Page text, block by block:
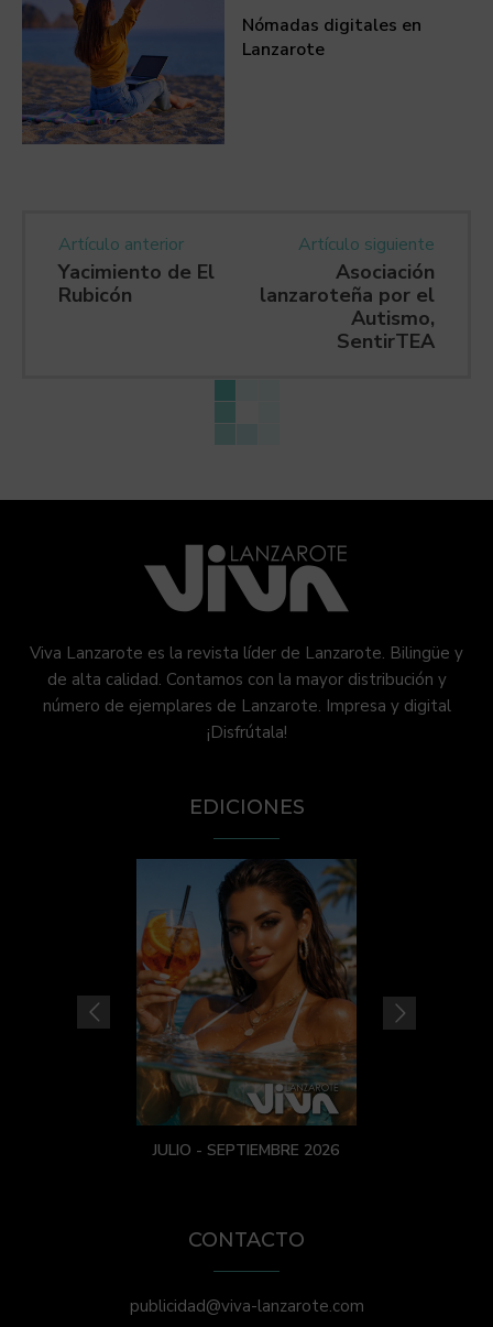
Nómadas digitales en
Lanzarote
Artículo anterior
Yacimiento de El
Rubicón
Artículo siguiente
Asociación
lanzaroteña por el
Autismo,
SentirTEA
Viva Lanzarote es la revista líder de Lanzarote. Bilingüe y
de alta calidad. Contamos con la mayor distribución y
número de ejemplares de Lanzarote. Impresa y digital
¡Disfrútala!
EDICIONES
JULIO - SEPTIEMBRE 2026
CONTACTO
publicidad@viva-lanzarote.com